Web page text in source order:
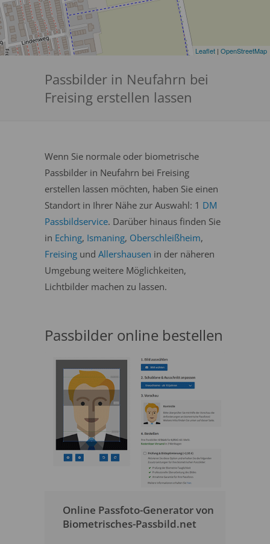
Leaflet | OpenStreetMap
Passbilder in Neufahrn bei
Freising erstellen lassen
Wenn Sie normale oder biometrische
Passbilder in Neufahrn bei Freising
erstellen lassen möchten, haben Sie einen
Standort in Ihrer Nähe zur Auswahl: 1 DM
Passbildservice. Darüber hinaus finden Sie
in Eching, Ismaning, Oberschleißheim,
Freising und Allershausen in der näheren
Umgebung weitere Möglichkeiten,
Lichtbilder machen zu lassen.
Passbilder online bestellen
Online Passfoto-Generator von
Biometrisches-Passbild.net